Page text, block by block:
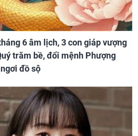
6 âm lịch, 3 con giáp vượng
trăm bề, đổi mệnh Phượng
đồ sộ